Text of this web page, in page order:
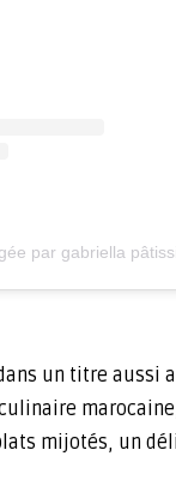
par gabriella
un titre aussi
mijotés, un